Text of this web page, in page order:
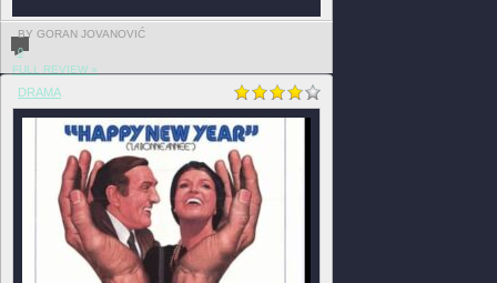
BY GORAN JOVANOVIĆ
0
FULL REVIEW »
DRAMA